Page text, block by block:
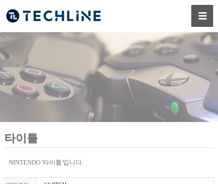
타이틀
NINTENDO '타이틀'입니다.